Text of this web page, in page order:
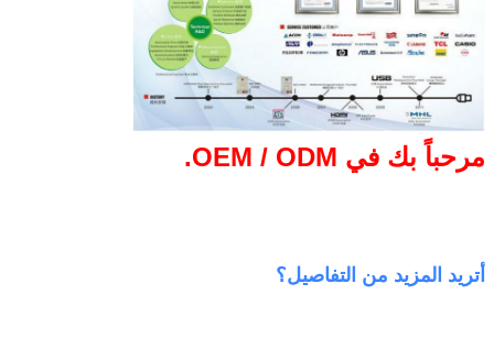
مرحباً بك في OEM / ODM.
أتريد المزيد من التفاصيل؟